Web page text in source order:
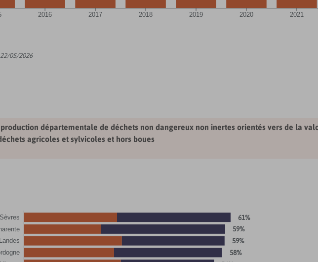
2016 2017 2018 2019 2020 2021
05/2026
départementale de déchets non dangereux non inertes orientés vers de la
agricoles et sylvicoles et hors boues
Landes 59%
59%
61%
58%